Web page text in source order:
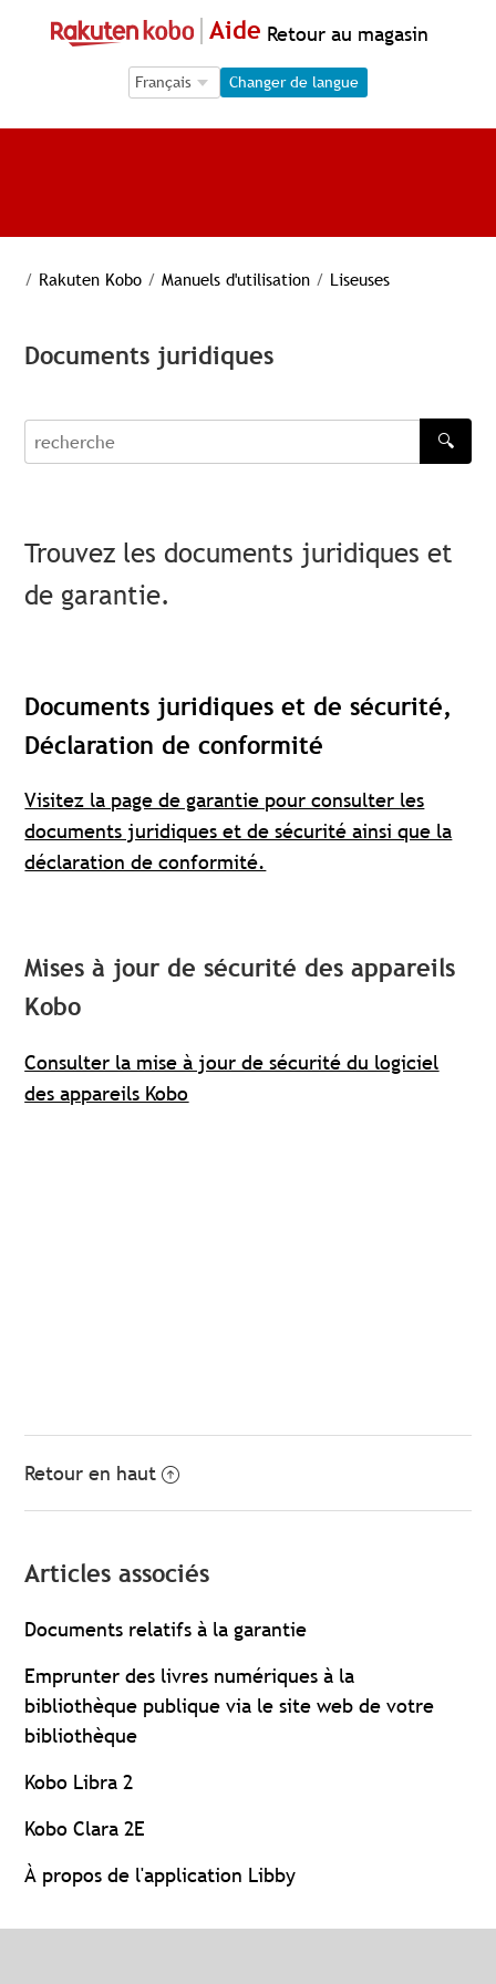
Aide Retour au magasin
Language Selection
Language Selection
Changer de langue
/ Rakuten Kobo / Manuels d'utilisation / Liseuses
Documents juridiques
recherche
🔍
Trouvez les documents juridiques et
de garantie.
Documents juridiques et de sécurité,
Déclaration de conformité
Visitez la page de garantie pour consulter les
documents juridiques et de sécurité ainsi que la
déclaration de conformité.
Mises à jour de sécurité des appareils
Kobo
Consulter la mise à jour de sécurité du logiciel
des appareils Kobo
Retour en haut
Articles associés
Documents relatifs à la garantie
Emprunter des livres numériques à la
bibliothèque publique via le site web de votre
bibliothèque
Kobo Libra 2
Kobo Clara 2E
À propos de l'application Libby